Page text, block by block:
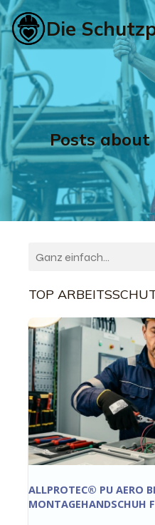
Die
Posts
TOP
ALLPROTEC® PU AERO
MONTAGEHANDSCHUH